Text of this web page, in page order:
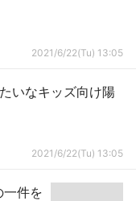
2021/6/22(Tu) 13:05
いなキッズ向け陽
2021/6/22(Tu) 13:05
一件を